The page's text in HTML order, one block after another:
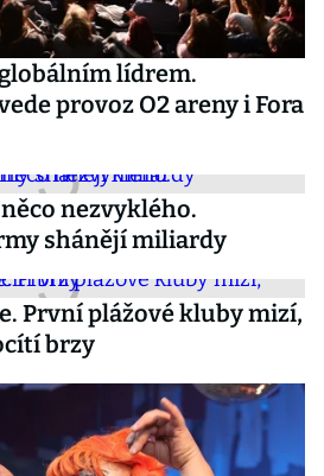
lídrem.
provoz O2 areny i Fora
nezvyklého.
shánějí miliardy
První plážové kluby mizí,
brzy